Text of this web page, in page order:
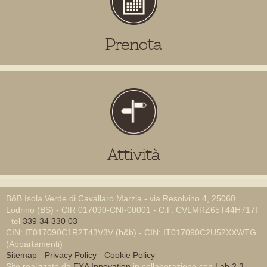
Prenota
Attività
B&B Isola Verde di Cavallaro Marzia - via Resolvino 4, 25060
Lodrino (BS) - CIR 017090-CNI-00001 - C.F. CVLMRZ65T44H717I
- tel 339 34 330 03
CIN: IT017090C1R2T43V3V (b&b) - CIN: IT017090C2U52XXWTG
(Appartamenti)
Sitemap - Privacy Policy - Cookie Policy